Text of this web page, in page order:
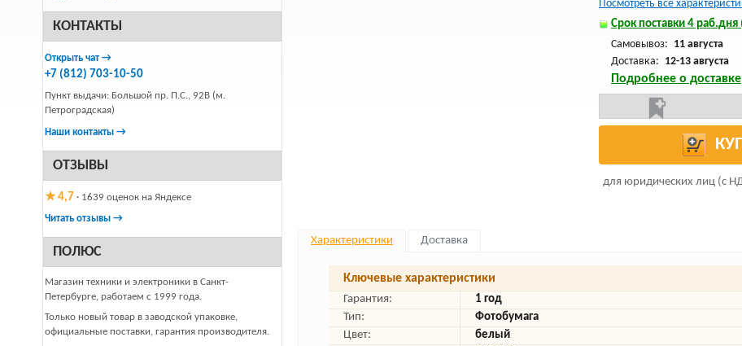
КОНТАКТЫ
Открыть чат →
+7 (812) 703-10-50
Пункт выдачи: Большой пр. П.С., 92В (м.
Петроградская)
Наши контакты →
ОТЗЫВЫ
★ 4,7 · 1639 оценок на Яндексе
Читать отзывы →
ПОЛЮС
Магазин техники и электроники в Санкт-
Петербурге, работаем с 1999 года.
Только новый товар в заводской упаковке,
официальные поставки, гарантия производителя.
Посмотреть все
Срок поставки 4 раб.дня
Самовывоз: 11 августа
Доставка: 12-13 августа
Подробнее о доставке
для юридических лиц (с
Характеристики Доставка
Ключевые характеристики
Гарантия:
1 год
Тип:
Фотобумага
Цвет:
белый